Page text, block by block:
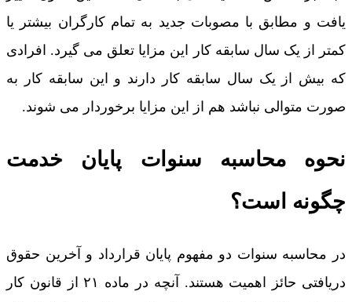
یافت و مطابق با مصوبات جدید به تمام کارگران بیشتر یا
کمتر از یک سال سابقه کار این مزایا تعلق می گیرد. افرادی
که بیش از یک سال سابقه کار دارند و این سابقه کار به
صورت متوالی نباشد هم از این مزایا برخوردار می شوند.
نحوه محاسبه سنوات پایان خدمت
چگونه است؟
در محاسبه سنوات دو مفهوم پایان قرارداد و آخرین حقوق
دریافتی حائز اهمیت هستند. آنچه در ماده ۲۱ از قانون کار